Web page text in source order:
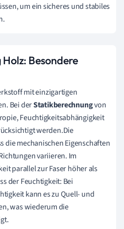
um ein sicheres und stabiles
Besondere
mit einzigartigen
Bei derStatikberechnungvon
Feuchtigkeitsabhängigkeit
werden.Die
die mechanischen Eigenschaften
variieren. Im
parallel zur Faser höher als
der Feuchtigkeit: Bei
kann es zu Quell- und
was wiederum die